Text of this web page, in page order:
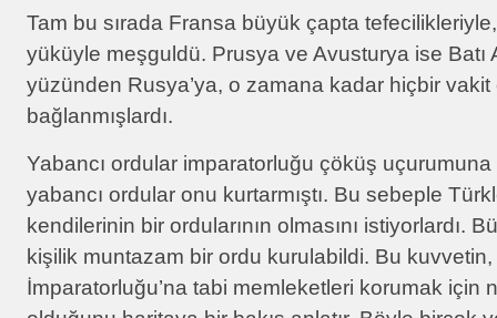
Tam bu sırada Fransa büyük çapta
yüküyle meşguldü. Prusya ve Avusturya ise Batı
yüzünden Rusya’ya, o zamana kadar hiçbir vakit
bağlanmışlardı.
Yabancı ordular imparatorluğu çöküş
yabancı ordular onu kurtarmıştı. Bu sebeple
kendilerinin bir ordularının olmasını istiyorlardı.
kişilik muntazam bir ordu kurulabildi. Bu kuvvetin,
İmparatorluğu’na tabi memleketleri korumak için